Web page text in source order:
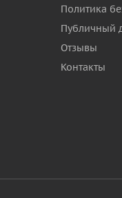
Политика
Публичный
Отзывы
Контакты